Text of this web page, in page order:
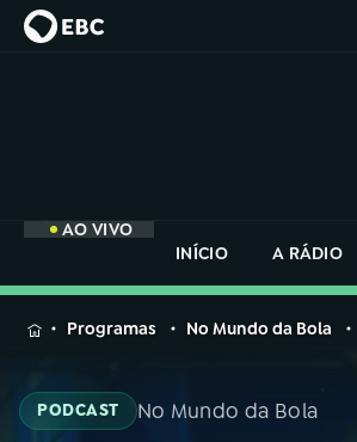
AO VIVO
INÍCIO
A RÁDIO
MENU
na
Rádio
Programas No Mundo da Bola
PODCAST No Mundo da Bola